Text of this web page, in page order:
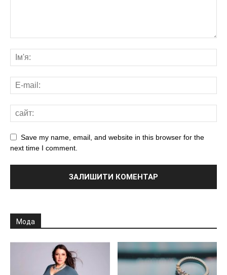
Save my name, email, and website in this browser for the
next time I comment.
Мода